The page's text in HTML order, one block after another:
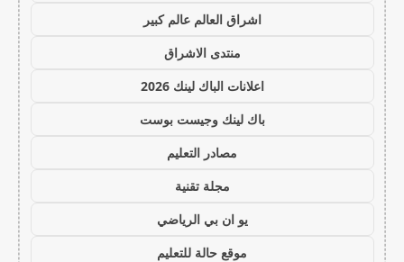
اشراق العالم عالم كبير
منتدى الاشراق
اعلانات الباك لينك 2026
باك لينك وجيست بوست
مصادر التعليم
مجلة تقنية
يو ان بي الرياضي
موقع حالة للتعليم